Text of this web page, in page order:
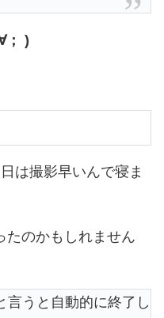
； )
は撮影早いんで寝ま
たのかもしれません
言うと自動的に終了し